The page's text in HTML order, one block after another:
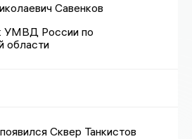
Савенков
УМВД России по
области
Сквер Танкистов